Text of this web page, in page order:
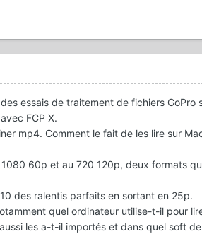
essais de traitement de fichiers GoPro
FCP X.
mp4. Comment le fait de les lire sur
60p et au 720 120p, deux formats
des ralentis parfaits en sortant en 25p.
quel ordinateur utilise-t-il pour
les a-t-il importés et dans quel soft